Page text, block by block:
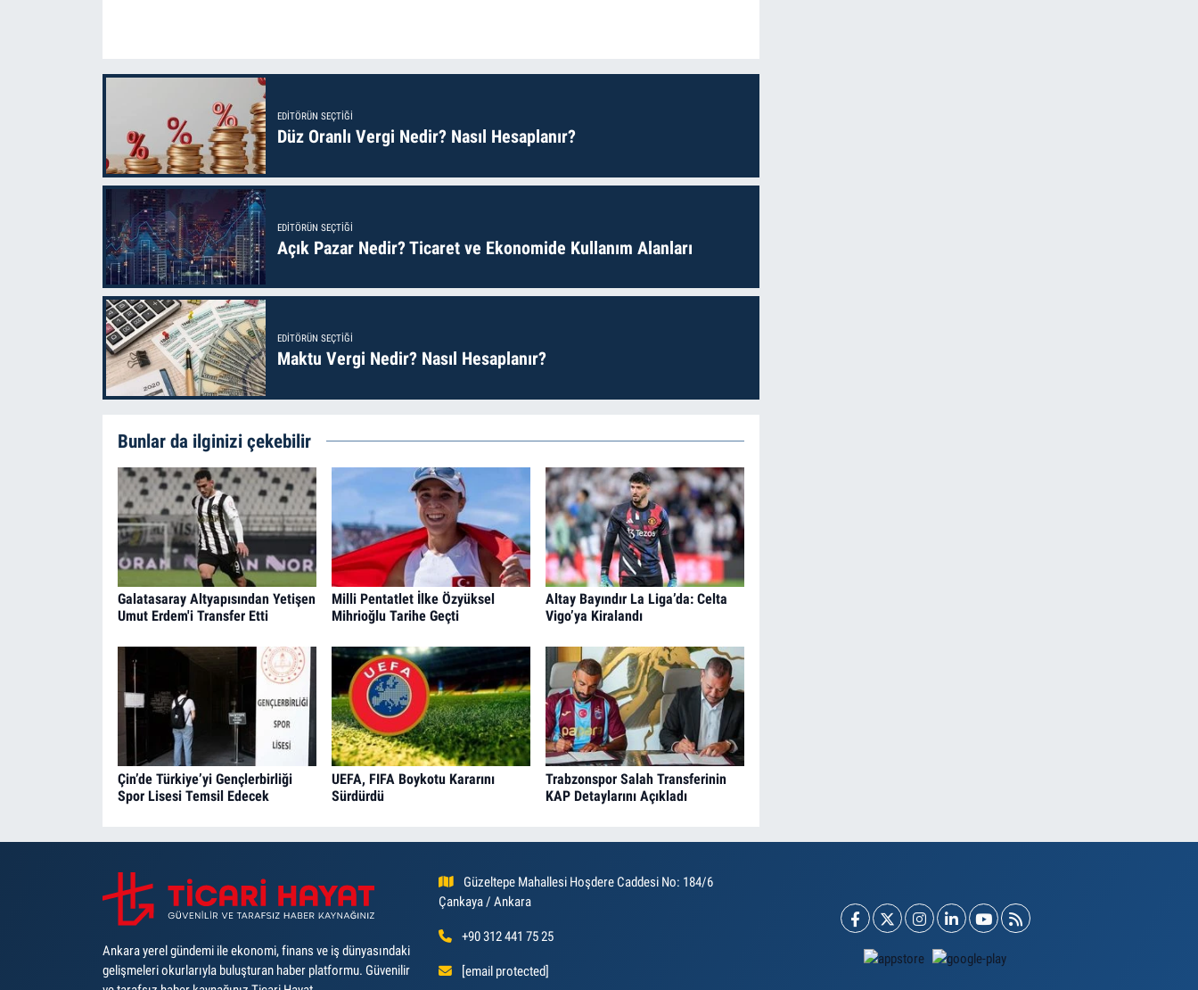
EDITÖRÜN SEÇTIĞI
Düz Oranlı Vergi Nedir? Nasıl Hesaplanır?
EDITÖRÜN SEÇTIĞI
Açık Pazar Nedir? Ticaret ve Ekonomide Kullanım Alanları
EDITÖRÜN SEÇTIĞI
Maktu Vergi Nedir? Nasıl Hesaplanır?
Bunlar da ilginizi çekebilir
Galatasaray Altyapısından Yetişen
Umut Erdem'i Transfer Etti
Milli Pentatlet İlke Özyüksel
Mihrioğlu Tarihe Geçti
Altay Bayındır La Liga’da: Celta
Vigo’ya Kiralandı
Çin’de Türkiye’yi Gençlerbirliği
Spor Lisesi Temsil Edecek
UEFA, FIFA Boykotu Kararını
Sürdürdü
Trabzonspor Salah Transferinin
KAP Detaylarını Açıkladı
Ankara yerel gündemi ile ekonomi, finans ve iş dünyasındaki
gelişmeleri okurlarıyla buluşturan haber platformu. Güvenilir
Güzeltepe Mahallesi Hoşdere Caddesi No: 184/6
Çankaya / Ankara
+90 312 441 75 25
[email protected]